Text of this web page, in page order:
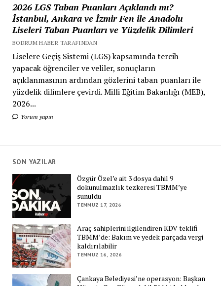
2026 LGS Taban Puanları Açıklandı mı?
İstanbul, Ankara ve İzmir Fen ile Anadolu
Liseleri Taban Puanları ve Yüzdelik Dilimleri
BODRUM HABER TARAFINDAN
Liselere Geçiş Sistemi (LGS) kapsamında tercih
yapacak öğrenciler ve veliler, sonuçların
açıklanmasının ardından gözlerini taban puanları ile
yüzdelik dilimlere çevirdi. Milli Eğitim Bakanlığı (MEB),
2026...
Yorum yapın
SON YAZILAR
Özgür Özel’e ait 3 dosya dahil 9
dokunulmazlık tezkeresi TBMM’ye
sunuldu
TEMMUZ 17, 2026
Araç sahiplerini ilgilendiren KDV teklifi
TBMM’de: Bakım ve yedek parçada vergi
kaldırılabilir
TEMMUZ 16, 2026
Çankaya Belediyesi’ne operasyon: Başkan